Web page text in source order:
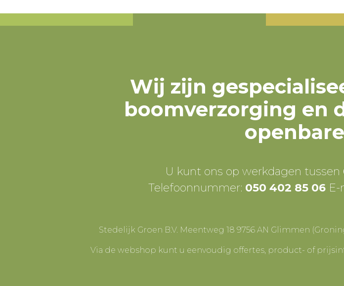
Wij zijn
boomverzorging en
U kunt ons op werkdagen tussen
Telefoonnummer: 050 402 85 06 E-
Stedelijk Groen B.V. Meentweg 18 9756 AN Glimmen
Via de webshop kunt u eenvoudig offertes, product- of